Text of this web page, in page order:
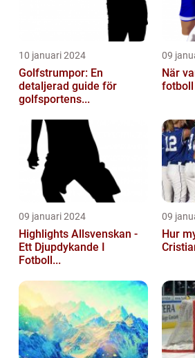
10 januari 2024
Golfstrumpor: En
detaljerad guide för
golfsportens...
09
När
fotboll
09 januari 2024
Highlights Allsvenskan -
Ett Djupdykande I
Fotboll...
09
Hur